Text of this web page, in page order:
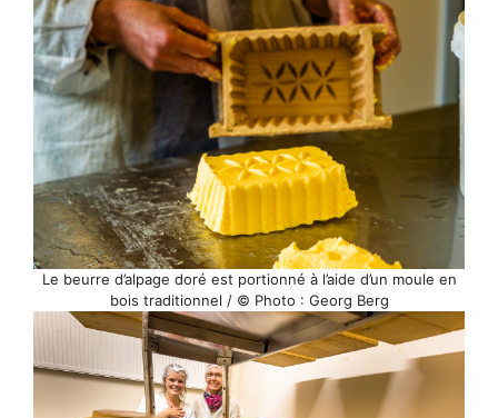
Le beurre d’alpage doré est portionné à l’aide d’un moule en
bois traditionnel / © Photo : Georg Berg